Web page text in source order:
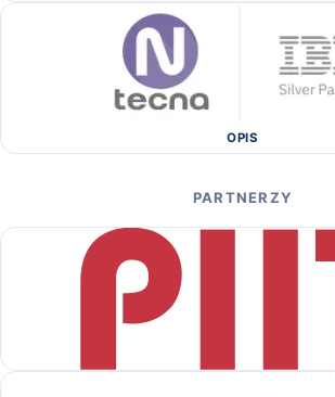
OPIS
PARTNERZY